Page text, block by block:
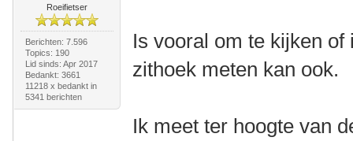
Roeifietser
Berichten: 7.596
Topics: 190
Lid sinds: Apr 2017
Bedankt: 3661
11218 x bedankt in
5341 berichten
Is vooral om te kijken
zithoek meten kan ook.
Ik meet ter hoogte van